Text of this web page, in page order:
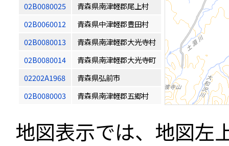
02B0080025
青森県南津軽郡尾上村
02B0060012
青森県中津軽郡豊田村
02B0080013
青森県南津軽郡大光寺村
02B0080014
青森県南津軽郡大光寺町
02202A1968
青森県弘前市
02B0080003
青森県南津軽郡五郷村
地図表示では、地図左